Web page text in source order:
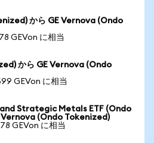
から GE Vernova (Ondo
GEVon に相当
から GE Vernova (Ondo
GEVon に相当
Strategic Metals ETF (Ondo
Vernova (Ondo Tokenized)
GEVon に相当